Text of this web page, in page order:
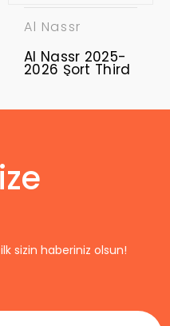
Al Nassr
Al Nassr 2025-
2026 Şort Third
sizin haberiniz olsun!